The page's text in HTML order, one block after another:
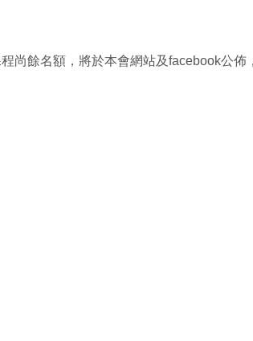
餘名額，將於本會網站及facebook公佈